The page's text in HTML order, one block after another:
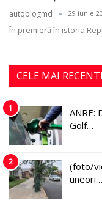
autoblogmd 29 iunie
În premieră în istoria
CELE MAI
1
ANRE:
Golf…
2
(foto/
uneori…